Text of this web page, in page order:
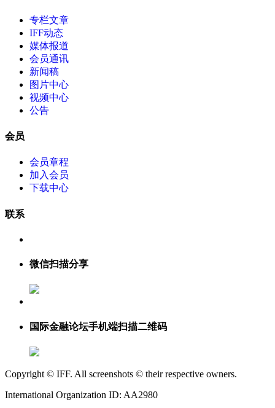
专栏文章
IFF动态
媒体报道
会员通讯
新闻稿
图片中心
视频中心
公告
会员
会员章程
加入会员
下载中心
联系
微信扫描分享
国际金融论坛手机端扫描二维码
Copyright © IFF. All screenshots © their respective owners.
International Organization ID: AA2980